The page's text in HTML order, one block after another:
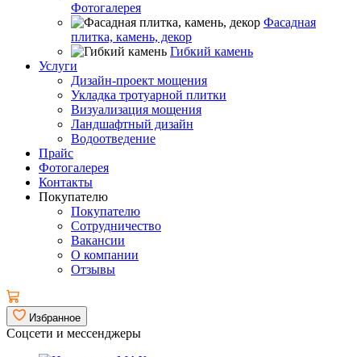
Фотогалерея
Фасадная
плитка, камень, декор
Гибкий камень
Услуги
Дизайн-проект мощения
Укладка тротуарной плитки
Визуализация мощения
Ландшафтный дизайн
Водоотведение
Прайс
Фотогалерея
Контакты
Покупателю
Покупателю
Сотрудничество
Вакансии
О компании
Отзывы
Избранное
Соцсети и мессенджеры